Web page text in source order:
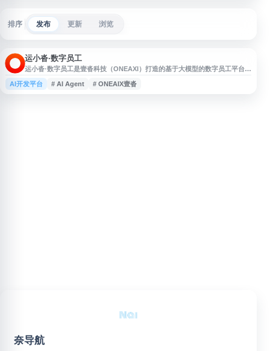
排序 发布 更新 浏览
运小沓·数字员工
运小沓·数字员工是壹沓科技（ONEAXI）打造的基于大模型的数字员工平台，
面向供应链物流、供应链品牌等场景提供小沓AI等 Agent 产品。平台聚焦 AI
Agent、超自动化与供应链数字化应用，帮助企业在业务流程中实现人机协
AI开发平台 # AI Agent # ONEAIX壹沓
奈导航